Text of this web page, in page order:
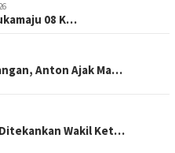
08 K…
Anton Ajak Ma…
Wakil Ket…